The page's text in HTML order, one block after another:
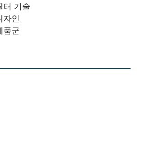
터 기술
자인
품군